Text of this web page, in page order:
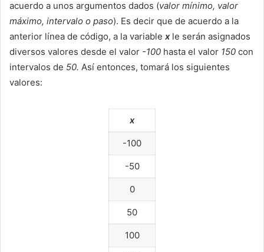
acuerdo a unos argumentos dados (valor mínimo, valor
máximo, intervalo o paso). Es decir que de acuerdo a la
anterior línea de código, a la variable x le serán asignados
diversos valores desde el valor -100 hasta el valor 150 con
intervalos de 50. Así entonces, tomará los siguientes
valores:
x
-100
-50
0
50
100